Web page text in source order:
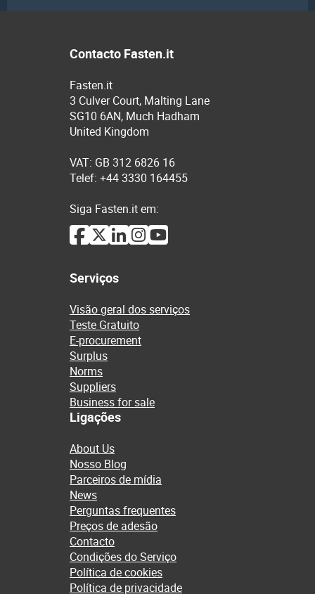
Contacto Fasten.it
Fasten.it
3 Culver Court, Malting Lane
SG10 6AN, Much Hadham
United Kingdom
VAT: GB 312 6826 16
Telef: +44 3330 164455
Siga Fasten.it em:
Serviços
Visão geral dos serviços
Teste Gratuito
E-procurement
Surplus
Norms
Suppliers
Business for sale
Ligações
About Us
Nosso Blog
Parceiros de mídia
News
Perguntas frequentes
Preços de adesão
Contacto
Condições do Serviço
Política de cookies
Política de privacidade